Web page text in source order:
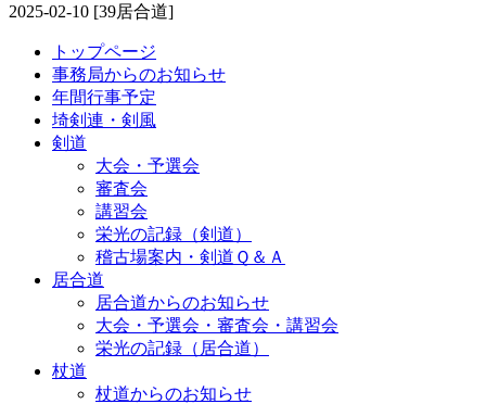
2025-02-10 [39居合道]
トップページ
事務局からのお知らせ
年間行事予定
埼剣連・剣風
剣道
大会・予選会
審査会
講習会
栄光の記録（剣道）
稽古場案内・剣道Ｑ＆Ａ
居合道
居合道からのお知らせ
大会・予選会・審査会・講習会
栄光の記録（居合道）
杖道
杖道からのお知らせ